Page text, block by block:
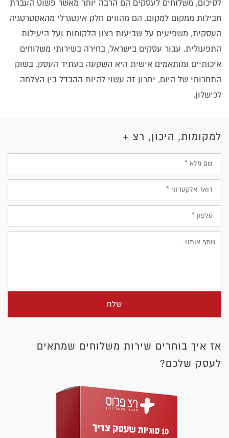
לסיכום, משלוחים לעסקים הם הרבה יותר מאשר פשוט העברת
חבילות ממקום למקום. הם מהווים חלק אינטגרלי מהאסטרטגיה
העסקית, משפיעים על שביעות רצון הלקוחות ועל היעילות
התפעולית. עבור עסקים בישראל, בחירה בשירותי משלוחים
איכותיים ומותאמים אישית היא השקעה בעתיד העסק. בשוק
התחרותי של היום, יתרון זה עשוי להיות ההבדל בין הצלחה
לכישלון.
למקומות, היכון, רצ +
שם
מלא
דוא״ל
טלפון
שלח
אז איך בוחרים שירות משלוחים שמתאים
לעסק שלכם?